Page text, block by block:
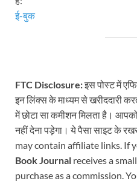
ई-बुक
FTC Disclosure:इस पोस्ट में
इन लिंक्स के माध्यम से खरीददारी
में छोटा सा कमीशन मिलता है।
नहीं देना पड़ेगा। ये पैसा साइट के
may contain affiliate links. If
Book Journal receives a
purchase as a commission.